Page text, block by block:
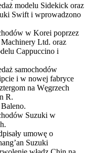
modelu Sidekick oraz
Swift i wprowadzono
w Korei poprzez
Ltd. oraz
Cappuccino i
samochodów
i w nowej fabryce
na Węgrzech
R.
Suzuki w
umowę o
Suzuki